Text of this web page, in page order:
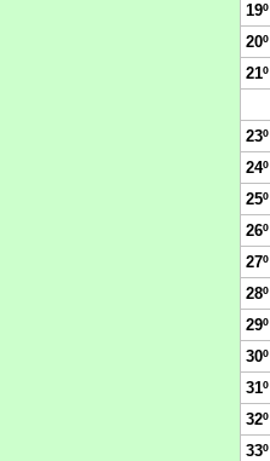
19º
20º
21º
23º
24º
25º
26º
27º
28º
29º
30º
31º
32º
33º